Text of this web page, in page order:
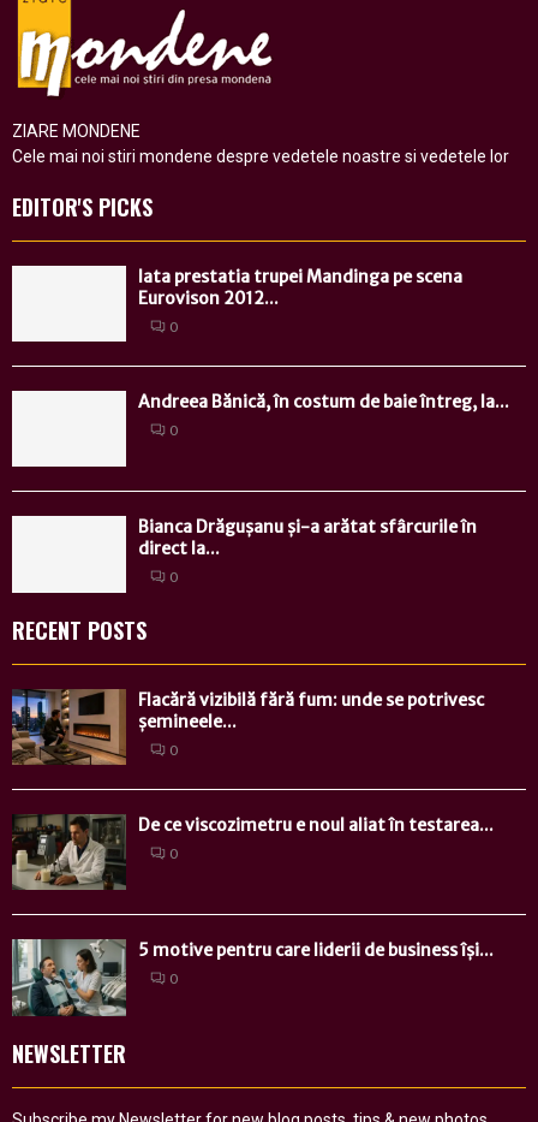
ZIARE MONDENE
Cele mai noi stiri mondene despre vedetele noastre si vedetele lor
EDITOR'S PICKS
Iata prestatia trupei Mandinga pe scena
Eurovison 2012...
0
Andreea Bănică, în costum de baie întreg, la...
0
Bianca Drăgușanu și-a arătat sfârcurile în
direct la...
0
RECENT POSTS
Flacără vizibilă fără fum: unde se potrivesc
șemineele...
0
De ce viscozimetru e noul aliat în testarea...
0
5 motive pentru care liderii de business își...
0
NEWSLETTER